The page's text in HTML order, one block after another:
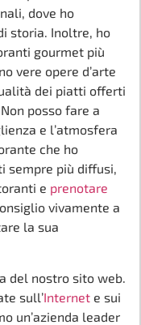
dove ho
storia. Inoltre, ho
gourmet più
vere opere d’arte
dei piatti offerti
posso fare a
e l’atmosfera
che ho
sempre più diffusi,
e prenotare
vivamente a
la sua
del nostro sito web.
sull’Internet e sui
un’azienda leader